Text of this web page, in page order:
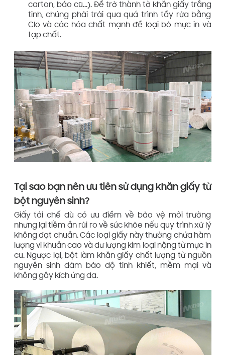
carton, báo cũ...). Để trở thành tờ khăn giấy trắng
tinh, chúng phải trải qua quá trình tẩy rửa bằng
Clo và các hóa chất mạnh để loại bỏ mực in và
tạp chất.
Tại sao bạn nên ưu tiên sử dụng khăn giấy từ
bột nguyên sinh?
Giấy tái chế dù có ưu điểm về bảo vệ môi trường
nhưng lại tiềm ẩn rủi ro về sức khỏe nếu quy trình xử lý
không đạt chuẩn. Các loại giấy này thường chứa hàm
lượng vi khuẩn cao và dư lượng kim loại nặng từ mực in
cũ. Ngược lại, bột làm khăn giấy chất lượng từ nguồn
nguyên sinh đảm bảo độ tinh khiết, mềm mại và
không gây kích ứng da.